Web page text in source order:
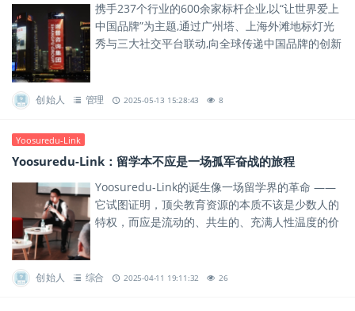
携手237个行业的600余家标杆企业,以“让世界爱上
中国品牌”为主题,通过广州塔、上海外滩地标灯光
秀与三大社交平台联动,向全球传递中国品牌的创新
创始人 管理 2025-05-13 15:28:43 8
Yoosuredu-Link
Yoosuredu-Link：留学本不应是一场孤军奋战的旅程
Yoosuredu-Link的诞生像一场留学界的革命 ——
它试图证明，顶尖教育资源的本质不该是少数人的
特权，而应是流动的、共生的、充满人性温度的价
创始人 综合 2025-04-11 19:11:32 26